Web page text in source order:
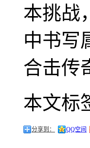
本挑战
中书写
合击传
本文标
分享到： QQ空间